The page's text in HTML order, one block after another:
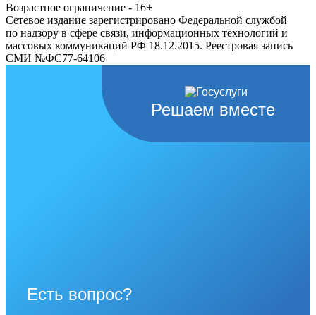
Возрастное ограничение - 16+
Сетевое издание зарегистрировано Федеральной службой
по надзору в сфере связи, информационных технологий и
массовых коммуникаций РФ 18.12.2015. Реестровая запись
СМИ №ФС77-64106
Решаем вместе
Есть вопрос?